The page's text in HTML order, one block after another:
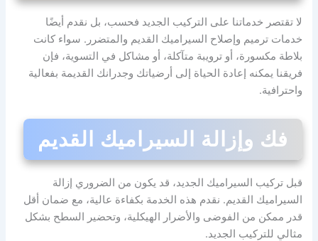
لا تقتصر خدماتنا على التركيب الجديد فحسب، بل نقدم أيضًا
خدمات ترميم وإصلاح السيراميك القديم والمتضرر. سواء كانت
بلاطة مكسورة، أو ترويبة متآكلة، أو مشاكل في التسوية، فإن
فريقنا يمكنه إعادة الحياة إلى أرضياتك وجدرانك القديمة بفعالية
واحترافية.
فك وإزالة السيراميك القديم
قبل تركيب السيراميك الجديد، قد يكون من الضروري إزالة
السيراميك القديم. نقدم هذه الخدمة بكفاءة عالية، مع ضمان أقل
قدر ممكن من الفوضى والأضرار الهيكلية، وتحضير السطح بشكل
مثالي للتركيب الجديد.